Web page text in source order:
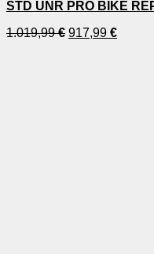
STD UNR PRO BIKE
1.019,99€ 917,99 €